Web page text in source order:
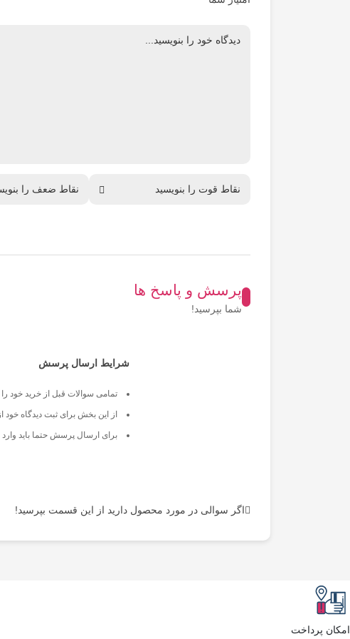
پرسش و پاسخ ها
شما بپرسید!
شرایط ارسال پرسش
تمامی سوالات قبل از خرید خود را
از این بخش برای ثبت دیدگاه خود
برای ارسال پرسش حتما باید
اگر سوالی در مورد محصول دارید از این قسمت بپرسید!
امکان پرداخت